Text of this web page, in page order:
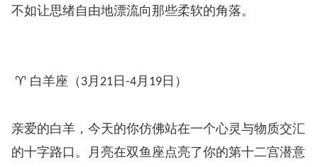
不如让思绪自由地漂流向那些柔软的角落。
♈ 白羊座（ 3 月 21日-4 月 19日）
亲爱的白羊，今天的你仿佛站在一个心灵与物质交汇
的十字路口。月亮在双鱼座点亮了你的第十二宫潜意